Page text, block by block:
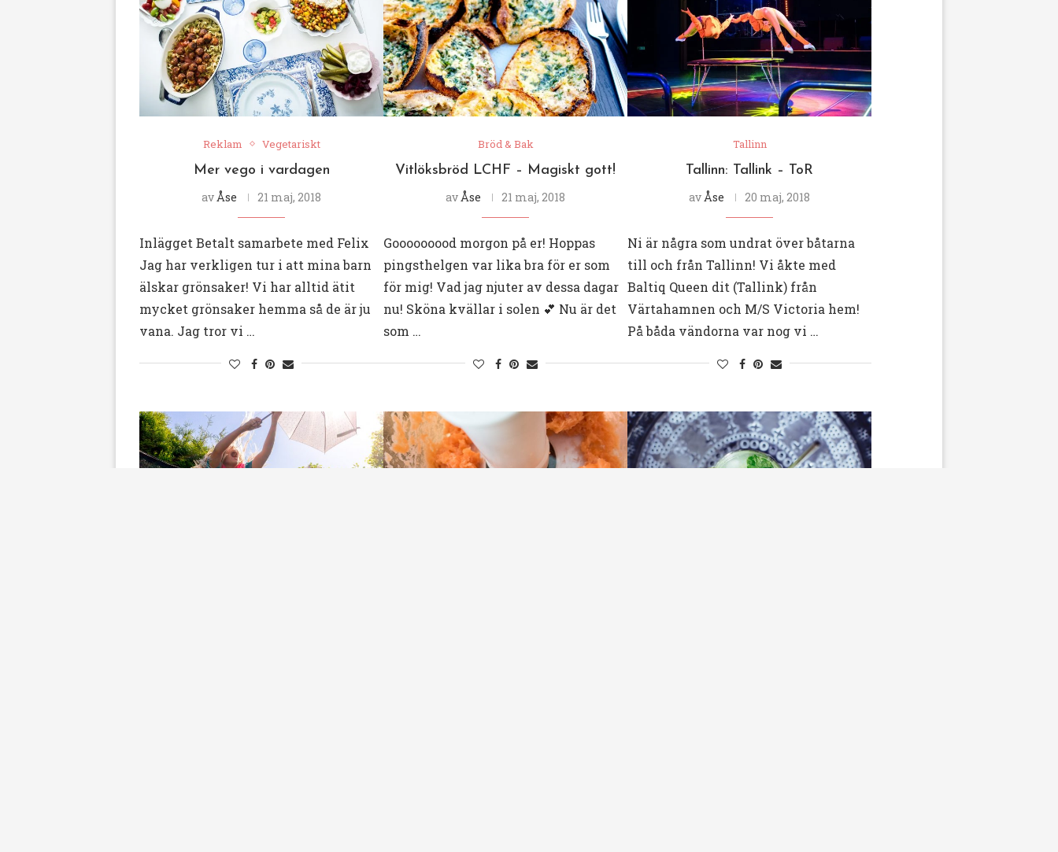
Reklam Vegetariskt
Mer vego i vardagen
avÅse 21 maj, 2018
Inlägget Betalt samarbete med Felix
Jag har verkligen tur i att mina barn
älskar grönsaker! Vi har alltid ätit
mycket grönsaker hemma så de är ju
vana. Jag tror vi …
Bröd & Bak
Vitlöksbröd LCHF – Magiskt gott!
avÅse 21 maj, 2018
Gooooooood morgon på er! Hoppas
pingsthelgen var lika bra för er som
för mig! Vad jag njuter av dessa dagar
nu! Sköna kvällar i solen 💕 Nu är det
som …
Tallinn
Tallinn: Tallink – ToR
avÅse 20 maj, 2018
Ni är några som undrat över båtarna
till och från Tallinn! Vi åkte med
Baltiq Queen dit (Tallink) från
Värtahamnen och M/S Victoria hem!
På båda vändorna var nog vi …